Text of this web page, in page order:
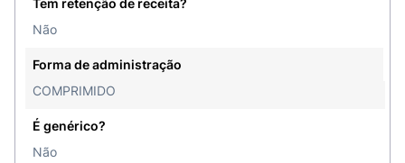
Tem retenção de receita?
Não
Forma de administração
COMPRIMIDO
É genérico?
Não